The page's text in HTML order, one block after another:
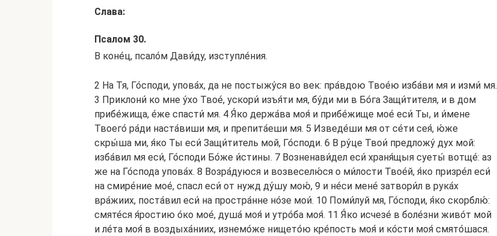
Слава:
Псалом 30.
В коне́ц, псало́м Дави́ду, изступле́ния.
2 На Тя, Го́споди, упова́х, да не постыжу́ся во век: пра́вдою Твое́ю изба́ви мя и изми́ мя.
3 Приклони́ ко мне у́хо Твое́, ускори́ изъя́ти мя, бу́ди ми в Бо́га Защи́тителя, и в дом
прибе́жища, е́же спасти́ мя. 4 Я́ко держа́ва моя́ и прибе́жище мое́ еси́ Ты, и и́мене
Твоего́ ра́ди наста́виши мя, и препита́еши мя. 5 Изведе́ши мя от се́ти сея́, ю́же
скры́ша ми, я́ко Ты еси́ Защи́титель мой, Го́споди. 6 В ру́це Твои́ предложу́ дух мой:
изба́вил мя еси́, Го́споди Бо́же и́стины. 7 Возненави́дел еси́ храня́щыя суеты́ вотще́: аз
же на Го́спода упова́х. 8 Возра́дуюся и возвеселю́ся о ми́лости Твое́й, я́ко призре́л еси́
на смире́ние мое́, спасл еси́ от нужд ду́шу мою́, 9 и не́си мене́ затвори́л в рука́х
вра́жиих, поста́вил еси́ на простра́нне но́зе мои́. 10 Поми́луй мя, Го́споди, я́ко скорблю́:
смяте́ся я́ростию о́ко мое́, душа́ моя́ и утро́ба моя́. 11 Я́ко исчезе́ в боле́зни живо́т мой
и ле́та моя́ в воздыха́ниих, изнемо́же нището́ю кре́пость моя́ и ко́сти моя́ смято́шася.